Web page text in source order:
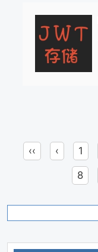
‹‹ ‹ 1
8